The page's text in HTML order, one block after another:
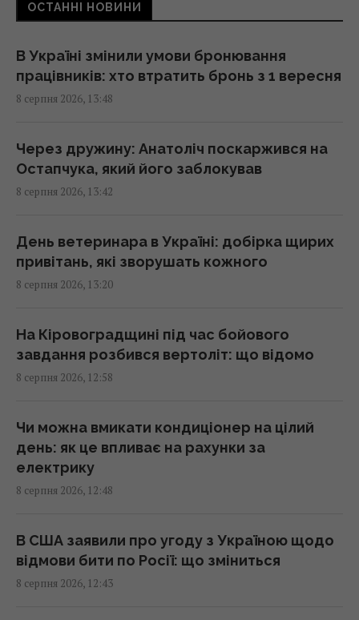
Чому коти влаштовують нічні забіги по
поведінку
13:53 субота, 08 серпня 2026
бездротова зарядка дорожча за дротову
13:50 субота, 08 серпня 2026
зріс: яка країна купила найбільше
13:44 субота, 08 серпня 2026
Хижняка: вечір Usyk 17 Promotions
ексклюзивно на Київстар ТБ
13:38 субота, 08 серпня 2026
На один знак Зодіаку ось-ось чекає
феєричний камбек після кількох років
випробувань
13:23 субота, 08 серпня 2026
Армія США витратить $400 млн на лазерні
системи проти дронів
13:13 субота, 08 серпня 2026
ОСТАННІ НОВИНИ
В Україні змінили умови бронювання
працівників: хто втратить бронь з 1 вересня
8 серпня 2026, 13:48
Через дружину: Анатоліч поскаржився на
Остапчука, який його заблокував
8 серпня 2026, 13:42
День ветеринара в Україні: добірка щирих
привітань, які зворушать кожного
8 серпня 2026, 13:20
На Кіровоградщині під час бойового
завдання розбився вертоліт: що відомо
8 серпня 2026, 12:58
Чи можна вмикати кондиціонер на цілий
день: як це впливає на рахунки за
електрику
8 серпня 2026, 12:48
В США заявили про угоду з Україною щодо
відмови бити по Росії: що зміниться
8 серпня 2026, 12:43